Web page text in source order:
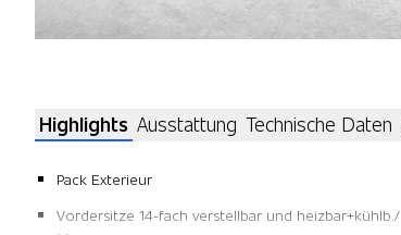
Highlights Ausstattung Technische Daten
Pack Exterieur
Vordersitze 14-fach verstellbar und heizbar+kühlb./